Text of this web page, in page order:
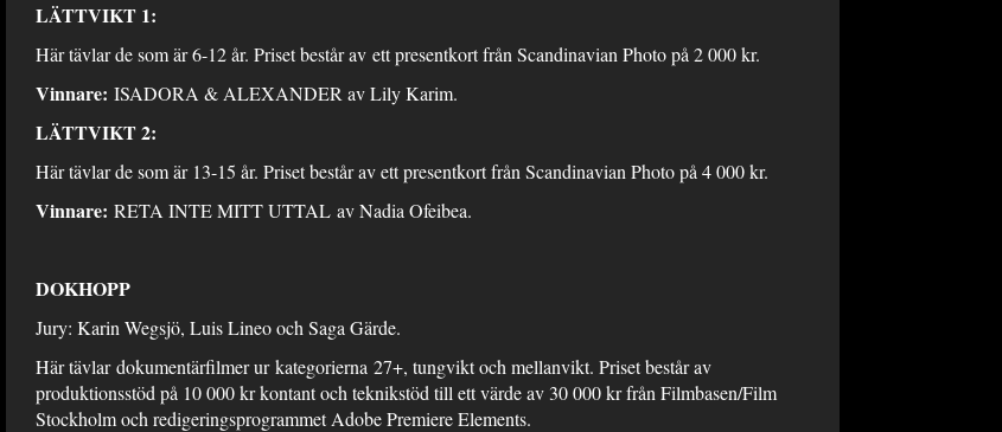
LÄTTVIKT 1:
Här tävlar de som är 6-12 år. Priset består av ett presentkort från Scandinavian Photo på 2 000 kr.
Vinnare: ISADORA & ALEXANDER av Lily Karim.
LÄTTVIKT 2:
Här tävlar de som är 13-15 år. Priset består av ett presentkort från Scandinavian Photo på 4 000 kr.
Vinnare: RETA INTE MITT UTTAL av Nadia Ofeibea.
DOKHOPP
Jury: Karin Wegsjö, Luis Lineo och Saga Gärde.
Här tävlar dokumentärfilmer ur kategorierna 27+, tungvikt och mellanvikt. Priset består av
produktionsstöd på 10 000 kr kontant och teknikstöd till ett värde av 30 000 kr från Filmbasen/Film
Stockholm och redigeringsprogrammet Adobe Premiere Elements.